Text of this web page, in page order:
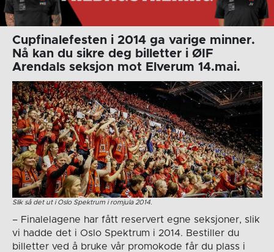
Cupfinalefesten i 2014 ga varige minner.
Nå kan du sikre deg billetter i ØIF
Arendals seksjon mot Elverum 14.mai.
Slik så det ut i Oslo Spektrum i romjula 2014.
– Finalelagene har fått reservert egne seksjoner, slik
vi hadde det i Oslo Spektrum i 2014. Bestiller du
billetter ved å bruke vår promokode får du plass i